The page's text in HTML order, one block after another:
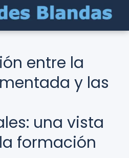
entre la
y las
una vista
formación